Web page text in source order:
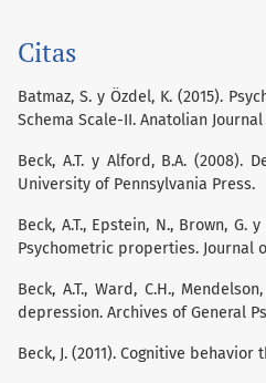
Citas
Batmaz, S. y Özdel, K. (2015).
Schema Scale-II. Anatolian Journal
Beck, A.T. y Alford, B.A. (2008).
University of Pennsylvania Press.
Beck, A.T., Epstein, N., Brown,
Psychometric properties. Journal
Beck, A.T., Ward, C.H.,
depression. Archives of General
Beck, J. (2011). Cognitive